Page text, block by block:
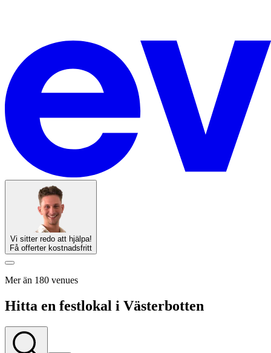
Vi sitter redo att hjälpa!
Få offerter kostnadsfritt
Mer än 180 venues
Hitta en festlokal i Västerbotten